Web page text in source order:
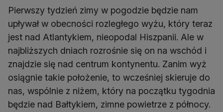
Pierwszy tydzień zimy w pogodzie będzie nam
upływał w obecności rozległego wyżu, który teraz
jest nad Atlantykiem, nieopodal Hiszpanii. Ale w
najbliższych dniach rozrośnie się on na wschód i
znajdzie się nad centrum kontynentu. Zanim wyż
osiągnie takie położenie, to wcześniej skieruje do
nas, wspólnie z niżem, który na początku tygodnia
będzie nad Bałtykiem, zimne powietrze z północy.